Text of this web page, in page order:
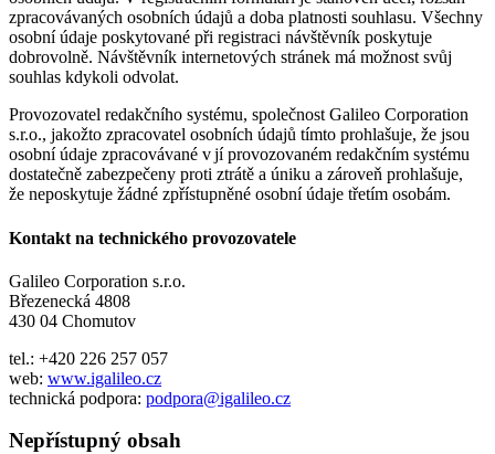
zpracovávaných osobních údajů a doba platnosti souhlasu. Všechny
osobní údaje poskytované při registraci návštěvník poskytuje
dobrovolně. Návštěvník internetových stránek má možnost svůj
souhlas kdykoli odvolat.
Provozovatel redakčního systému, společnost Galileo Corporation
s.r.o., jakožto zpracovatel osobních údajů tímto prohlašuje, že jsou
osobní údaje zpracovávané v jí provozovaném redakčním systému
dostatečně zabezpečeny proti ztrátě a úniku a zároveň prohlašuje,
že neposkytuje žádné zpřístupněné osobní údaje třetím osobám.
Kontakt na technického provozovatele
Galileo Corporation s.r.o.
Březenecká 4808
430 04 Chomutov
tel.: +420 226 257 057
web: www.igalileo.cz
technická podpora: podpora@igalileo.cz
Nepřístupný obsah